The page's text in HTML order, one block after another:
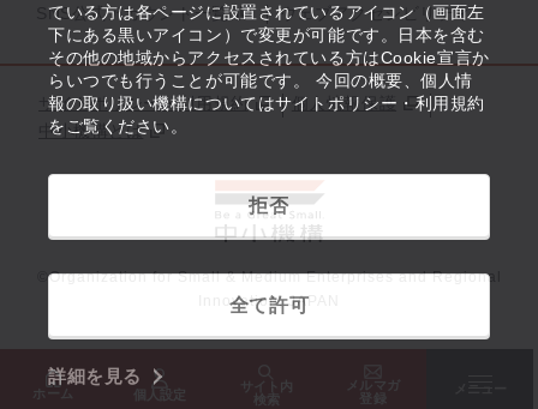
ている方は各ページに設置されているアイコン（画面左
下にある黒いアイコン）で変更が可能です。日本を含む
その他の地域からアクセスされている方はCookie宣言か
らいつでも行うことが可能です。 今回の概要、個人情
報の取り扱い機構についてはサイトポリシー・利用規約
をご覧ください。
拒否
全て許可
詳細を見る
ホーム 個人設定
サイト内
検索
メルマガ
登録
SNS公式アカウント一覧
ウェブアクセシビリティ
サイトポリシー・利用規約
個人情報保護
中小機構とは
©Organization for Small & Medium Enterprises and Regional
Innovation, JAPAN